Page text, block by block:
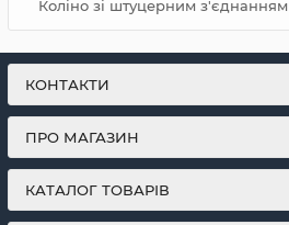
Коліно зі штуцерним
КОНТАКТИ
ПРО МАГАЗИН
КАТАЛОГ ТОВАРІВ